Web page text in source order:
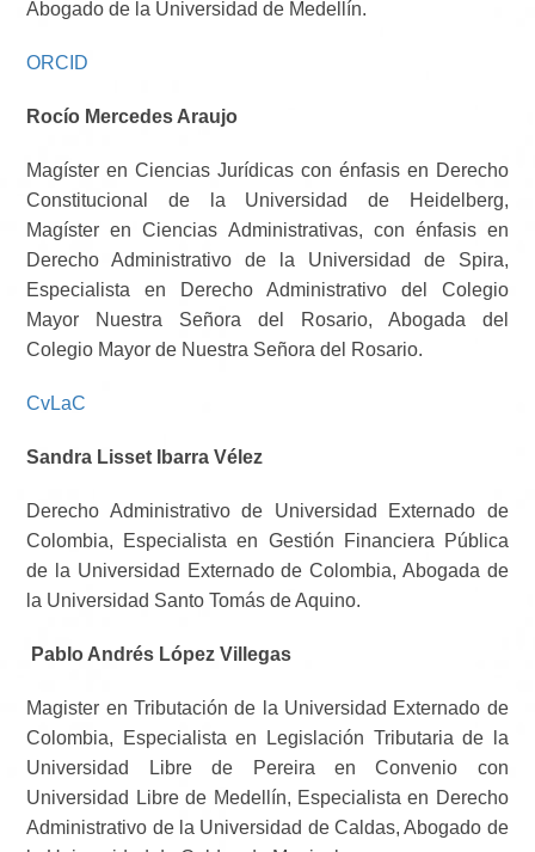
Abogado de la Universidad de Medellín.
ORCID
Rocío Mercedes Araujo
Magíster en Ciencias Jurídicas con énfasis en Derecho
Constitucional de la Universidad de Heidelberg,
Magíster en Ciencias Administrativas, con énfasis en
Derecho Administrativo de la Universidad de Spira,
Especialista en Derecho Administrativo del Colegio
Mayor Nuestra Señora del Rosario, Abogada del
Colegio Mayor de Nuestra Señora del Rosario.
CvLaC
Sandra Lisset Ibarra Vélez
Derecho Administrativo de Universidad Externado de
Colombia, Especialista en Gestión Financiera Pública
de la Universidad Externado de Colombia, Abogada de
la Universidad Santo Tomás de Aquino.
Pablo Andrés López Villegas
Magister en Tributación de la Universidad Externado de
Colombia, Especialista en Legislación Tributaria de la
Universidad Libre de Pereira en Convenio con
Universidad Libre de Medellín, Especialista en Derecho
Administrativo de la Universidad de Caldas, Abogado de